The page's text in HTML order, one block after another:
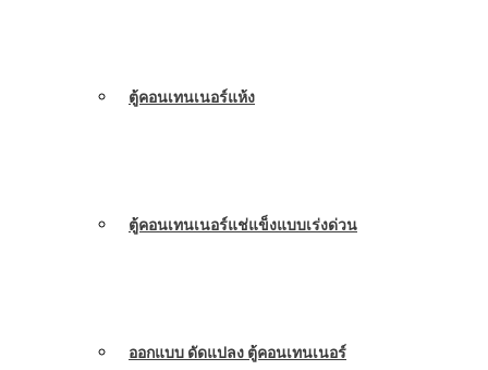
ตู้คอนเทนเนอร์แห้ง
ตู้คอนเทนเนอร์แช่แข็งแบบเร่งด่วน
ออกแบบ ดัดแปลง ตู้คอนเทนเนอร์